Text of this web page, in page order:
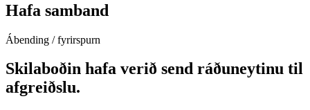
Hafa samband
Ábending / fyrirspurn
Skilaboðin hafa verið send ráðuneytinu til
afgreiðslu.